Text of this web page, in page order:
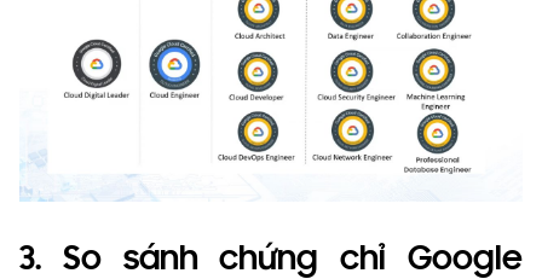
3. So sánh chứng chỉ Google